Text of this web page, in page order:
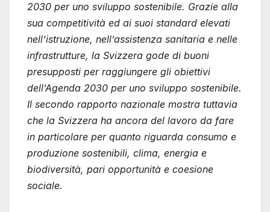
2030 per uno sviluppo sostenibile. Grazie alla
sua competitività ed ai suoi standard elevati
nell’istruzione, nell’assistenza sanitaria e nelle
infrastrutture, la Svizzera gode di buoni
presupposti per raggiungere gli obiettivi
dell’Agenda 2030 per uno sviluppo sostenibile.
Il secondo rapporto nazionale mostra tuttavia
che la Svizzera ha ancora del lavoro da fare
in particolare per quanto riguarda consumo e
produzione sostenibili, clima, energia e
biodiversità, pari opportunità e coesione
sociale.